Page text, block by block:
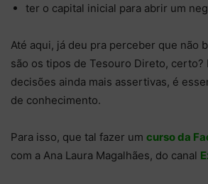
ter o capital inicial para abrir um
Até aqui, já deu pra perceber que não
são os tipos de Tesouro Direto, certo?
decisões ainda mais assertivas, é
de conhecimento.
Para isso, que tal fazer um curso da
com a Ana Laura Magalhães, do canal